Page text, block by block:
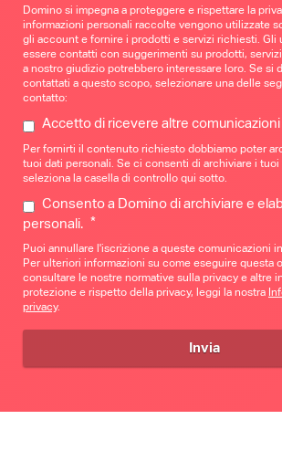
Domino si impegna a proteggere e rispettare la
informazioni personali raccolte vengono utilizzate
gli account e fornire i prodotti e servizi richiesti.
essere contatti con suggerimenti su prodotti,
a nostro giudizio potrebbero interessare loro. Se si
contattati a questo scopo, selezionare una delle
contatto:
Accetto di ricevere altre
Per fornirti il contenuto richiesto dobbiamo poter
tuoi dati personali. Se ci consenti di archiviare i
seleziona la casella di controllo qui sotto.
Consento a Domino di archiviare e
personali. *
Puoi annullare l'iscrizione a queste comunicazioni
Per ulteriori informazioni su come eseguire questa
consultare le nostre normative sulla privacy e altre
protezione e rispetto della privacy, leggi la nostra
privacy.